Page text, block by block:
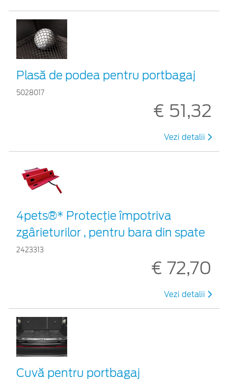
Plasă de podea pentru portbagaj
5028017
€ 51,32
Vezi detalii
4pets®* Protecție împotriva
zgârieturilor , pentru bara din spate
2423313
€ 72,70
Vezi detalii
Cuvă pentru portbagaj